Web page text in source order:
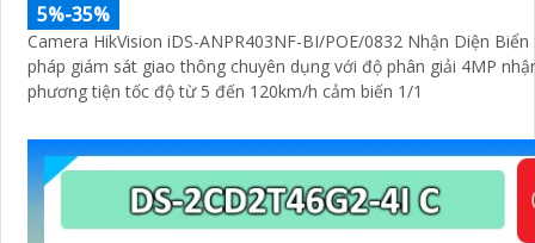
5%-35%
Camera HikVision iDS-ANPR403NF-BI/POE/0832 Nhận Diện Biển
pháp giám sát giao thông chuyên dụng với độ phân giải 4MP
phương tiện tốc độ từ 5 đến 120km/h cảm biến 1/1